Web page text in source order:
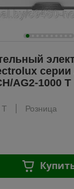
AG2-1000 T
T
Розница